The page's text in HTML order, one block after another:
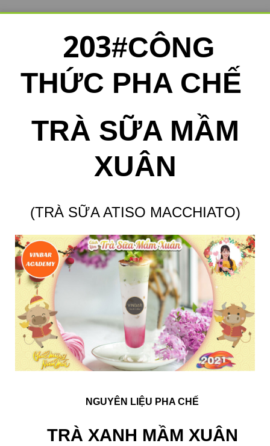
203#CÔNG
THỨC PHA CHẾ
TRÀ SỮA MẦM
XUÂN
(TRÀ SỮA ATISO MACCHIATO)
NGUYÊN LIỆU PHA CHẾ
TRÀ XANH MẦM XUÂN